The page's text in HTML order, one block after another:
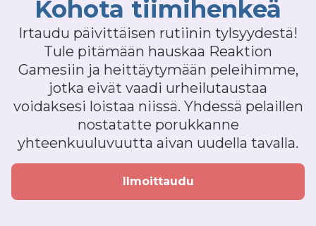
Kohota tiimihenkeä
Irtaudu päivittäisen rutiinin tylsyydestä!
Tule pitämään hauskaa Reaktion
Gamesiin ja heittäytymään peleihimme,
jotka eivät vaadi urheilutaustaa
voidaksesi loistaa niissä. Yhdessä pelaillen
nostatatte porukkanne
yhteenkuuluvuutta aivan uudella tavalla.
Ilmoittaudu